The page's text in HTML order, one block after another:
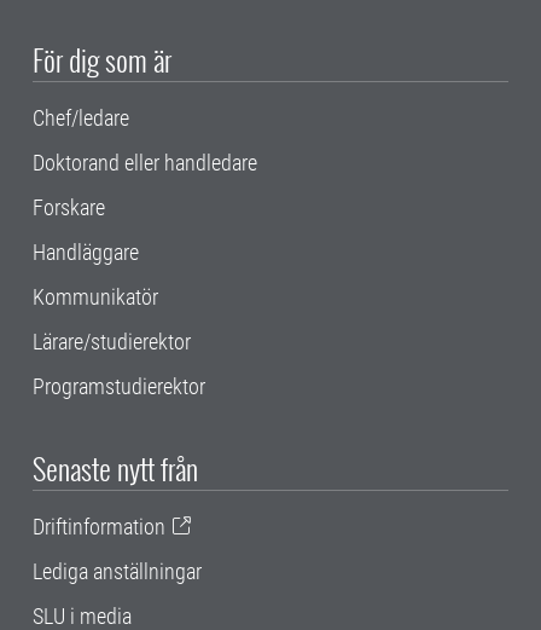
För dig som är
Chef/ledare
Doktorand eller handledare
Forskare
Handläggare
Kommunikatör
Lärare/studierektor
Programstudierektor
Senaste nytt från
Driftinformation
Lediga anställningar
SLU i media